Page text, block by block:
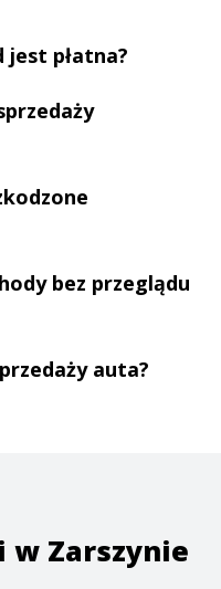
jest płatna?
bez przeglądu
auta?
w Zarszynie